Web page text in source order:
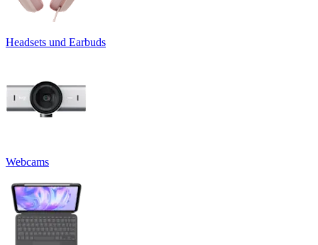
Headsets und Earbuds
Webcams